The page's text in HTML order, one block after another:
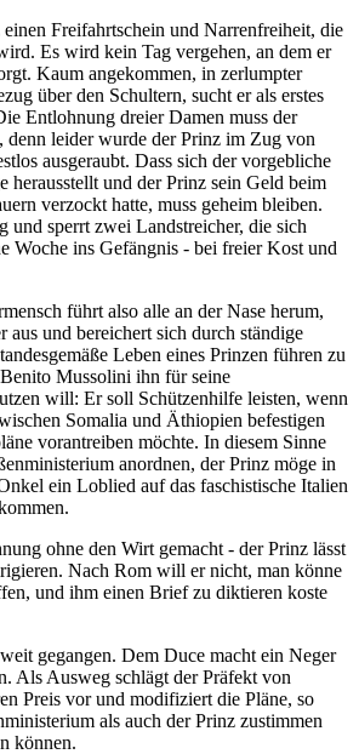
Freifahrtschein und Narrenfreiheit, die
Es wird kein Tag vergehen, an dem er
Kaum angekommen, in zerlumpter
über den Schultern, sucht er als erstes
Entlohnung dreier Damen muss der
denn leider wurde der Prinz im Zug von
ausgeraubt. Dass sich der vorgebliche
herausstellt und der Prinz sein Geld beim
verzockt hatte, muss geheim bleiben.
und sperrt zwei Landstreicher, die sich
Woche ins Gefängnis - bei freier Kost und
führt also alle an der Nase herum,
aus und bereichert sich durch ständige
Leben eines Prinzen führen zu
Mussolini ihn für seine
will: Er soll Schützenhilfe leisten, wenn
Somalia und Äthiopien befestigen
vorantreiben möchte. In diesem Sinne
anordnen, der Prinz möge in
ein Loblied auf das faschistische Italien
ohne den Wirt gemacht - der Prinz lässt
Nach Rom will er nicht, man könne
und ihm einen Brief zu diktieren koste
gegangen. Dem Duce macht ein Neger
Als Ausweg schlägt der Präfekt von
Preis vor und modifiziert die Pläne, so
als auch der Prinz zustimmen
können.